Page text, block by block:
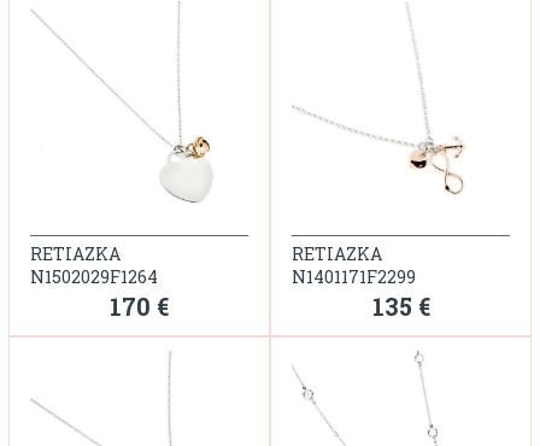
RETIAZKA
N1502029F1264
170 €
RETIAZKA
N1401171F2299
135 €